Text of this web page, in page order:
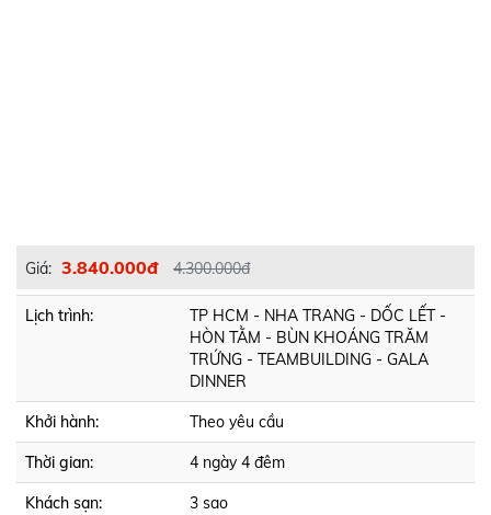
Giá: 3.840.000đ 4.300.000đ
Lịch trình:
TP HCM - NHA TRANG - DỐC LẾT -
HÒN TẰM - BÙN KHOÁNG TRĂM
TRỨNG - TEAMBUILDING - GALA
DINNER
Khởi hành: Theo yêu cầu
Thời gian: 4 ngày 4 đêm
Khách sạn: 3 sao